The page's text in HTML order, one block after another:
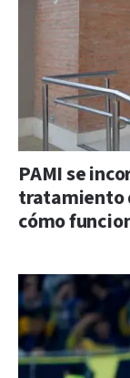
PAMI se
tratamiento
cómo